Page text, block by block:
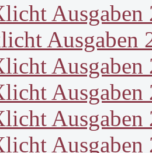
Ausgaben
Ausgaben
Ausgaben
Ausgaben
Ausgaben
Ausgaben